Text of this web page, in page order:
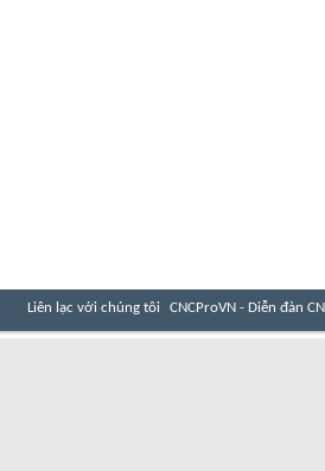
Liên lạc với chúng tôi CNCProVN - Diễn đàn